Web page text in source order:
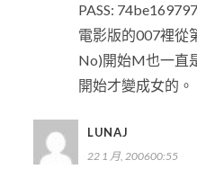
PASS:
電影版的007裡從
No)開始M也一直
開始才變成女的。
LUNAJ
22 1 月, 200600:55